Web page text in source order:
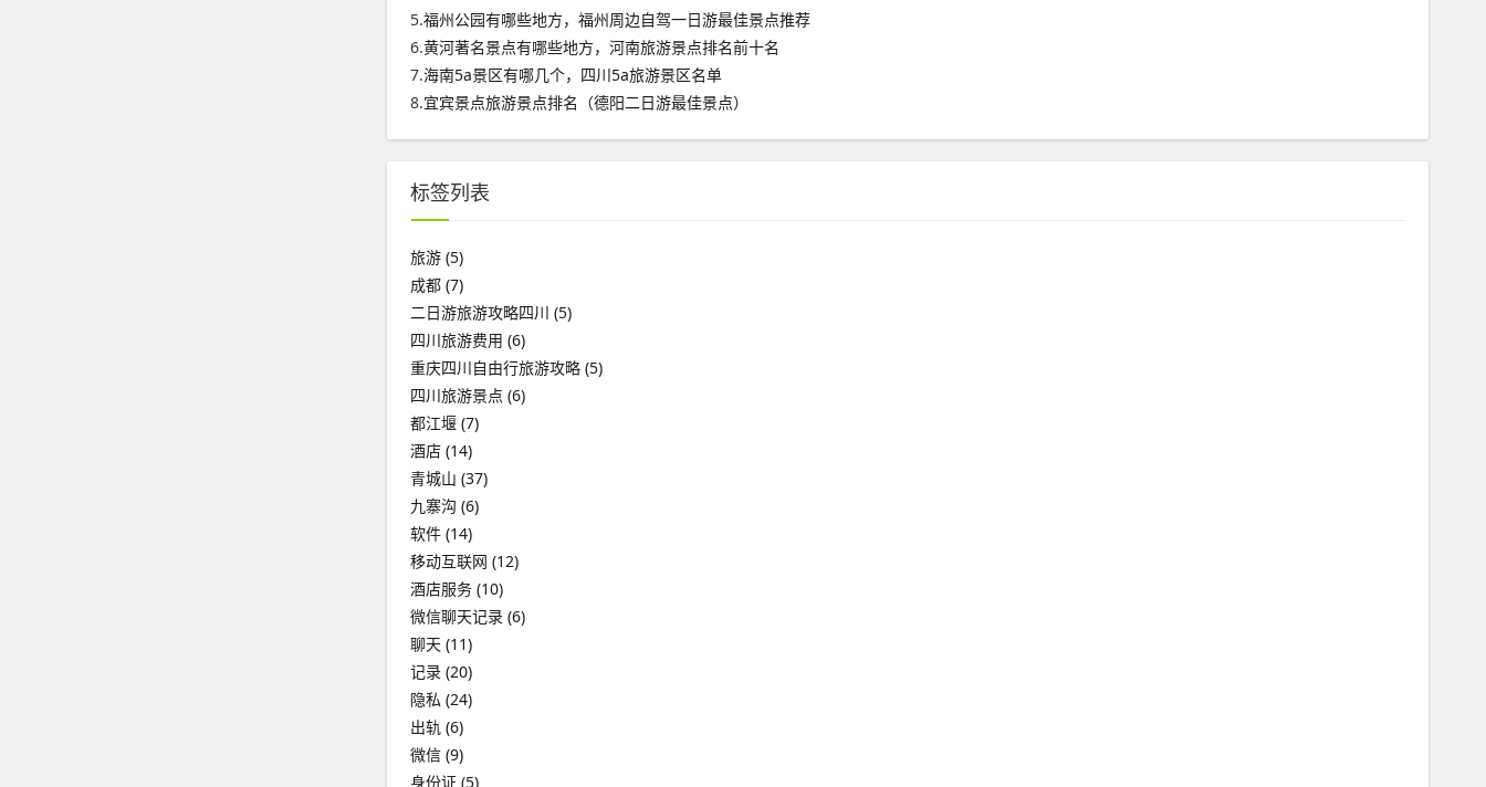
5.福州公园有哪些地方，福州周边自驾一日游最佳景点推荐
6.黄河著名景点有哪些地方，河南旅游景点排名前十名
7.海南5a景区有哪几个，四川5a旅游景区名单
8.宜宾景点旅游景点排名（德阳二日游最佳景点）
标签列表
旅游 (5)
成都 (7)
二日游旅游攻略四川 (5)
四川旅游费用 (6)
重庆四川自由行旅游攻略 (5)
四川旅游景点 (6)
都江堰 (7)
酒店 (14)
青城山 (37)
九寨沟 (6)
软件 (14)
移动互联网 (12)
酒店服务 (10)
微信聊天记录 (6)
聊天 (11)
记录 (20)
隐私 (24)
出轨 (6)
微信 (9)
身份证 (5)